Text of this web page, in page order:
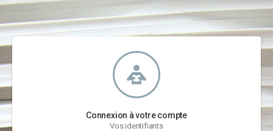
Connexion à votre compte
Vos identifiants